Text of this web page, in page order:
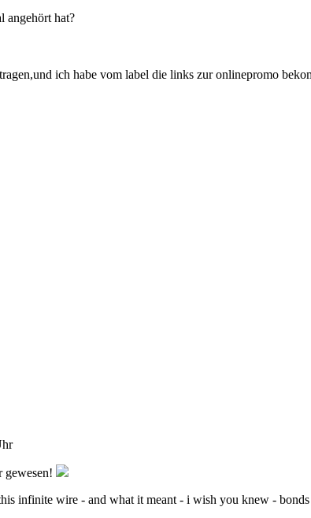
angehört hat?
ich habe vom label die links zur onlinepromo
gewesen!
infinite wire - and what it meant - i wish you knew -